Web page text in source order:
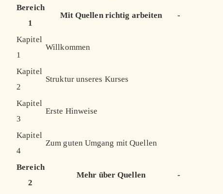
Bereich
1
Mit Quellen richtig arbeiten -
Kapitel
1
Willkommen
Kapitel
2
Struktur unseres Kurses
Kapitel
3
Erste Hinweise
Kapitel
4
Zum guten Umgang mit Quellen
Bereich
2
Mehr über Quellen -